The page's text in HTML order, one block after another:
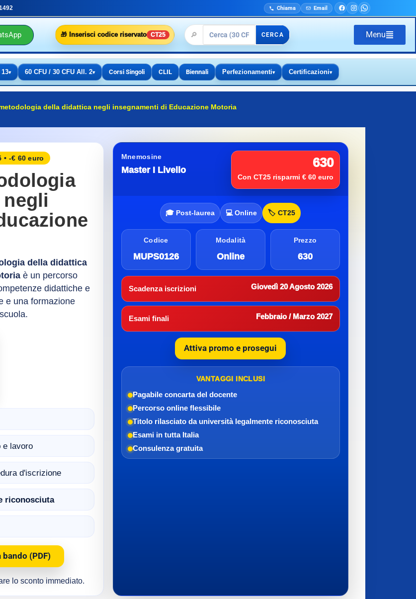
Chiama Email
🎁 Inserisci codice riservato CT25 🔎 CERCA Menu
▾ 60 CFU / 30 CFU All. 2▾ Corsi Singoli CLIL Biennali Perfezionamenti▾ Certificazioni▾
della didattica negli insegnamenti di Educazione Motoria
• -€ 60 euro
della didattica
è un percorso
didattiche e
e una formazione
e lavoro
d'iscrizione
riconosciuta
bando (PDF)
lo sconto immediato.
Mnemosine
Master I Livello 630
Con CT25 risparmi € 60 euro
🎓 Post-laurea 💻 Online 🏷️ CT25
Codice
MUPS0126
Modalità
Online
Prezzo
630
Scadenza iscrizioni Giovedì 20 Agosto 2026
Esami finali Febbraio / Marzo 2027
Attiva promo e prosegui
VANTAGGI INCLUSI
Pagabile concarta del docente
Percorso online flessibile
Titolo rilasciato da università legalmente riconosciuta
Esami in tutta Italia
Consulenza gratuita